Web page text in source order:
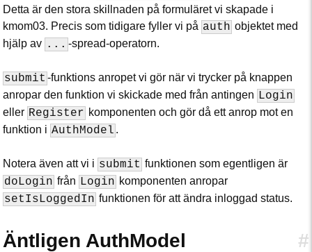
Detta är den stora skillnaden på formuläret vi skapade i
kmom03. Precis som tidigare fyller vi på auth objektet med
hjälp av ... -spread-operatorn.
submit -funktions anropet vi gör när vi trycker på knappen
anropar den funktion vi skickade med från antingen Login
eller Register komponenten och gör då ett anrop mot en
funktion i AuthModel .
Notera även att vi i submit funktionen som egentligen är
doLogin från Login komponenten anropar
setIsLoggedIn funktionen för att ändra inloggad status.
#
Äntligen AuthModel